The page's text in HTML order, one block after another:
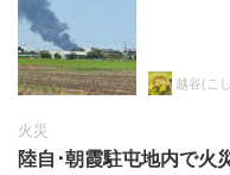
越谷(こ
火災
陸自･朝霞駐屯地内で火